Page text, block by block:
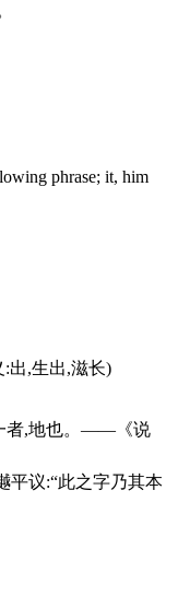
:出,生出,滋长)
者,地也。——《说
议:“此之字乃其本